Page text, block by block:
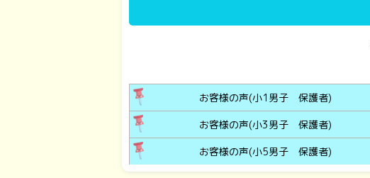
お客様の声(小1男子 保護者)
お客様の声(小3男子 保護者)
お客様の声(小5男子 保護者)